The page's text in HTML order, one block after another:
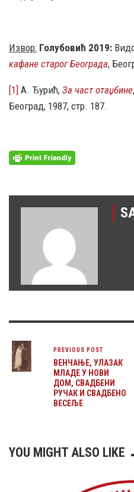
Извор: Голубовић 2019:
кафане старог Београда,
[1] А. Ђурић, За част отаџбине
Београд, 1987, стр. 187.
PREVIOUS POST
ВЕНЧАЊЕ, УЛАЗАК
МЛАДЕ У НОВИ
ДОМ, СВАДБЕНИ
РУЧАК И СВАДБЕНО
ВЕСЕЉЕ
YOU MIGHT ALSO LIKE